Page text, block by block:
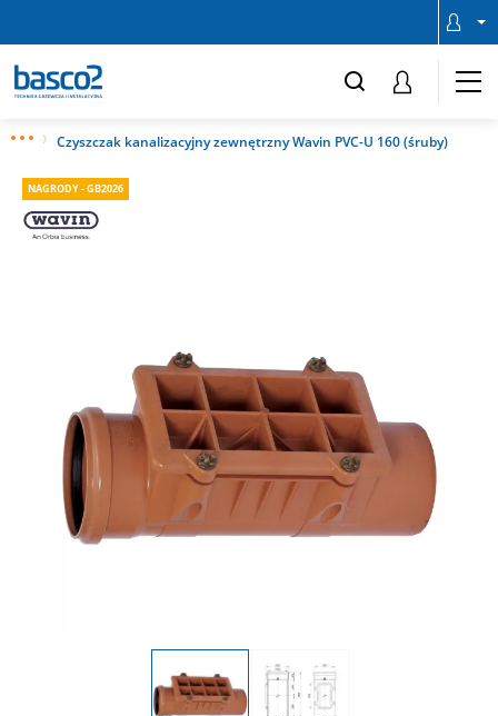
Czyszczak kanalizacyjny zewnętrzny Wavin PVC-U 160 (śruby)
NAGRODY - GB2026